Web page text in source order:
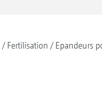
Fertilisation Epandeurs